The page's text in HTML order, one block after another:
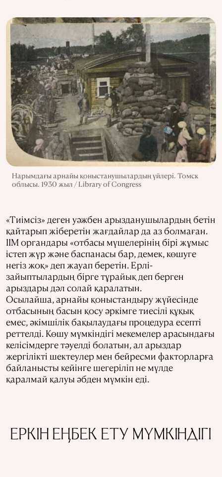
Нарымдағы арнайы қоныстанушылардың үйлері. Томск
облысы. 1930 жыл / Library of Congress
«Тиімсіз» деген уәжбен арызданушылардың бетін
қайтарып жіберетін жағдайлар да аз болмаған.
ІІМ органдары «отбасы мүшелерінің бірі жұмыс
істеп жүр және баспанасы бар, демек, көшуге
негіз жоқ» деп жауап беретін. Ерлі-
зайыптылардың бірге тұрайық деп берген
арыздары дәл солай қаралатын.
Осылайша, арнайы қоныстандыру жүйесінде
отбасының басын қосу әркімге тиесілі құқық
емес, әкімшілік бақылаудағы процедура есепті
реттелді. Көшу мүмкіндігі мекемелер арасындағы
келісімдерге тәуелді болатын, ал арыздар
жергілікті шектеулер мен бейресми факторларға
байланысты кейінге шегеріліп не мүлде
қаралмай қалуы әбден мүмкін еді.
ЕРКІН ЕҢБЕК ЕТУ МҮМКІНДІГІ